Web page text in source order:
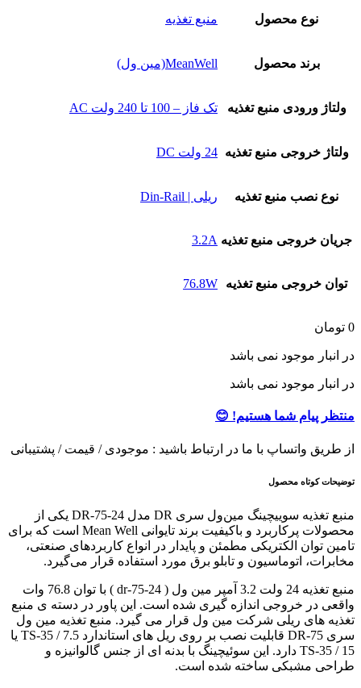
نوع محصول منبع تغذیه
برند محصول MeanWell(مین ول)
ولتاژ ورودی منبع تغذیه تک فاز – 100 تا 240 ولت AC
ولتاژ خروجی منبع تغذیه 24 ولت DC
نوع نصب منبع تغذیه ریلی | Din-Rail
جریان خروجی منبع تغذیه 3.2A
توان خروجی منبع تغذیه 76.8W
0 تومان
در انبار موجود نمی باشد
در انبار موجود نمی باشد
منتظر پیام شما هستیم! 😊
از طریق واتساپ با ما در ارتباط باشید : موجودی / قیمت / پشتیبانی
توضیحات کوتاه محصول
منبع تغذیه سوییچینگ مین‌ول سری DR مدل DR-75-24 یکی از
محصولات پرکاربرد و باکیفیت برند تایوانی Mean Well است که برای
تامین توان الکتریکی مطمئن و پایدار در انواع کاربردهای صنعتی،
مخابرات، اتوماسیون و تابلو برق مورد استفاده قرار می‌گیرد.
منبع تغذیه 24 ولت 3.2 آمپر مین ول ( dr-75-24 ) با توان 76.8 وات
واقعی در خروجی اندازه گیری شده است. این پاور در دسته ی منبع
تغذیه های ریلی شرکت مین ول قرار می گیرد. منبع تغذیه مین ول
سری DR-75 قابلیت نصب بر روی ریل های استاندارد TS-35 / 7.5 یا
TS-35 / 15 دارد. این سوئیچینگ با بدنه ای از جنس گالوانیزه و
طراحی مشبکی ساخته شده است.